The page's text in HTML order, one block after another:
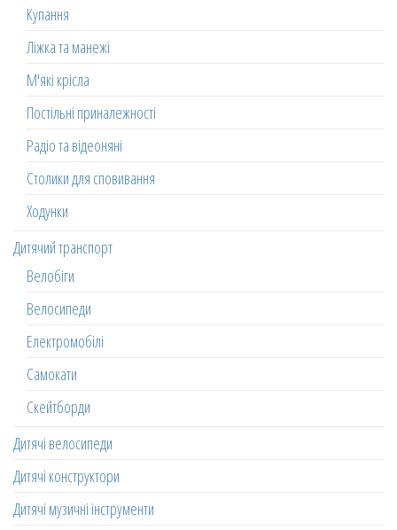
Купання
Ліжка та манежі
М'які крісла
Постільні приналежності
Радіо та відеоняні
Столики для сповивання
Ходунки
Дитячий транспорт
Велобіги
Велосипеди
Електромобілі
Самокати
Скейтборди
Дитячі велосипеди
Дитячі конструктори
Дитячі музичні інструменти